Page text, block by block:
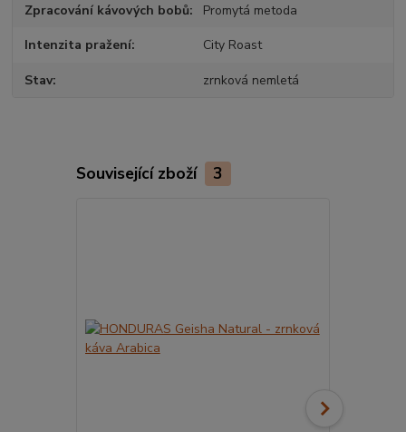
Zpracování kávových bobů Promytá metoda
Intenzita pražení City Roast
Stav zrnková nemletá
Související zboží 3